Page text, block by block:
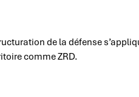
de la défense
comme ZRD.